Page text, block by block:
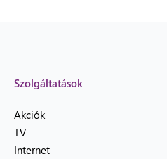
Szolgáltatások
Akciók
TV
Internet